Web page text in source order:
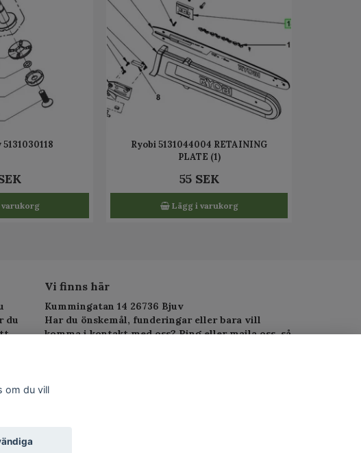
Ryobi 5131044004 RETAINING
PLATE (1)
55 SEK
Lägg i varukorg
du
Vi finns här
Kummingatan 14 26736 Bjuv
Har du önskemål, funderingar eller bara vill
komma i kontakt med oss? Ring eller maila oss, så
om du vill